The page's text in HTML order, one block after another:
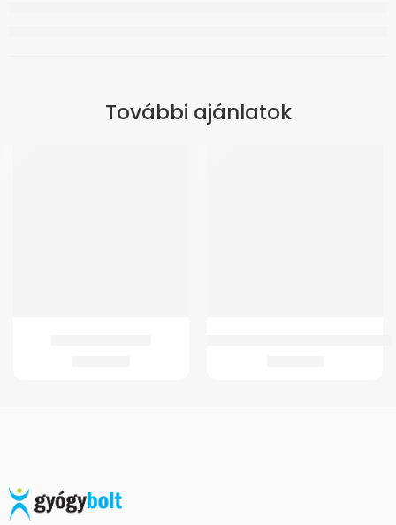
További ajánlatok